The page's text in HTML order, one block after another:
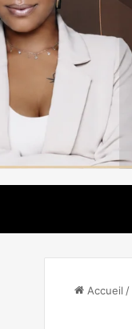
Accueil /